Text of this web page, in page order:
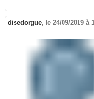
disedorgue, le 24/09/2019 à